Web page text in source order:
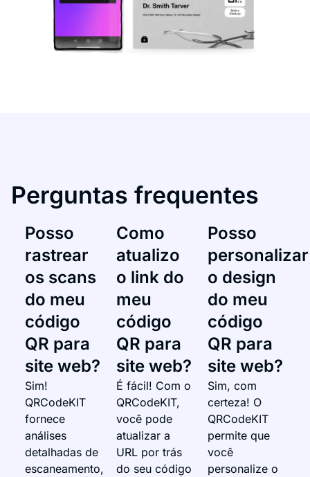
Perguntas frequentes
Posso
rastrear
os scans
do meu
código
QR para
site web?
Sim!
QRCodeKIT
fornece
análises
detalhadas de
escaneamento,
Como
atualizo
o link do
meu
código
QR para
site web?
É fácil! Com o
QRCodeKIT,
você pode
atualizar a
URL por trás
do seu código
Posso
personalizar
o design
do meu
código
QR para
site web?
Sim, com
certeza! O
QRCodeKIT
permite que
você
personalize o